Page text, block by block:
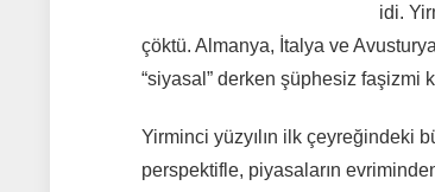
idi.
çöktü. Almanya, İtalya ve
“siyasal” derken şüphesiz faşizmi
Yirminci yüzyılın ilk çeyreğindeki
perspektifle, piyasaların